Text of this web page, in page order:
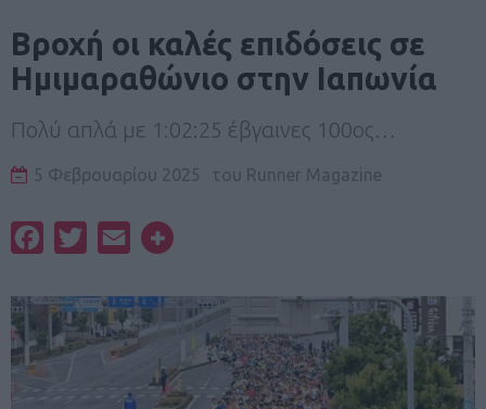
Βροχή οι καλές επιδόσεις σε
Ημιμαραθώνιο στην Ιαπωνία
Πολύ απλά με 1:02:25 έβγαινες 100ος…
5 Φεβρουαρίου 2025 του Runner Magazine
FacebookTwitterEmail